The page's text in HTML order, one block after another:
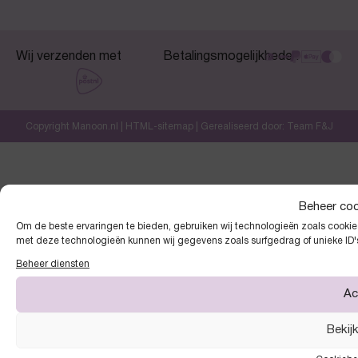
Beheer
Om de beste ervaringen te bieden, gebruiken wij technologieën zoals
met deze technologieën kunnen wij gegevens zoals surfgedrag of unieke
Beheer diensten
Wij verzenden met Betalingsmogelijkheden
Copyright Manoon.nl | HTML-sitemap| Gerealiseerd door: Team F&J